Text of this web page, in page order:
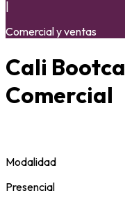
Comercial y ventas
Cali
Comercial
Modalidad
Presencial